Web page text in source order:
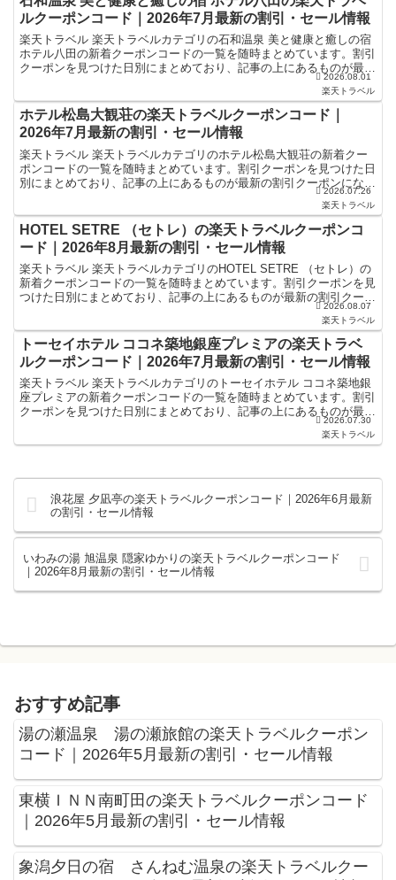
ルクーポンコード｜2026年7月最新の割引・セール情報
楽天トラベル 楽天トラベルカテゴリの石和温泉 美と健康と癒しの宿
ホテル八田の新着クーポンコードの一覧を随時まとめています。割引
クーポンを見つけた日別にまとめており、記事の上にあるものが最新
の割引クーポンになります。ホテル・旅館宿泊の予約な... 2026.08.01
楽天トラベル
ホテル松島大観荘の楽天トラベルクーポンコード｜
2026年7月最新の割引・セール情報
楽天トラベル 楽天トラベルカテゴリのホテル松島大観荘の新着クー
ポンコードの一覧を随時まとめています。割引クーポンを見つけた日
別にまとめており、記事の上にあるものが最新の割引クーポンになり
ます。ホテル・旅館宿泊の予約などで使えるクーポンやセー...2026.07.26
楽天トラベル
HOTEL SETRE （セトレ）の楽天トラベルクーポンコ
ード｜2026年8月最新の割引・セール情報
楽天トラベル 楽天トラベルカテゴリのHOTEL SETRE （セトレ）の
新着クーポンコードの一覧を随時まとめています。割引クーポンを見
つけた日別にまとめており、記事の上にあるものが最新の割引クーポ
2026.08.07
楽天トラベル
トーセイホテル ココネ築地銀座プレミアの楽天トラベ
ルクーポンコード｜2026年7月最新の割引・セール情報
楽天トラベル 楽天トラベルカテゴリのトーセイホテル ココネ築地銀
座プレミアの新着クーポンコードの一覧を随時まとめています。割引
クーポンを見つけた日別にまとめており、記事の上にあるものが最新
の割引クーポンになります。ホテル・旅館宿泊の予約など...2026.07.30
楽天トラベル
浪花屋 夕凪亭の楽天トラベルクーポンコード｜2026年6月最新
の割引・セール情報
いわみの湯 旭温泉 隠家ゆかりの楽天トラベルクーポンコード
｜2026年8月最新の割引・セール情報
おすすめ記事
湯の瀬温泉 湯の瀬旅館の楽天トラベルクーポン
コード｜2026年5月最新の割引・セール情報
東横ＩＮＮ南町田の楽天トラベルクーポンコード
｜2026年5月最新の割引・セール情報
象潟夕日の宿 さんねむ温泉の楽天トラベルクー